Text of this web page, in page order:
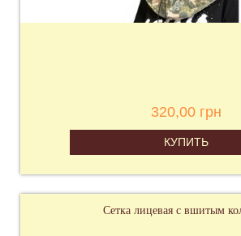
320,00 грн
КУПИТЬ
Сетка лицевая с вшитым